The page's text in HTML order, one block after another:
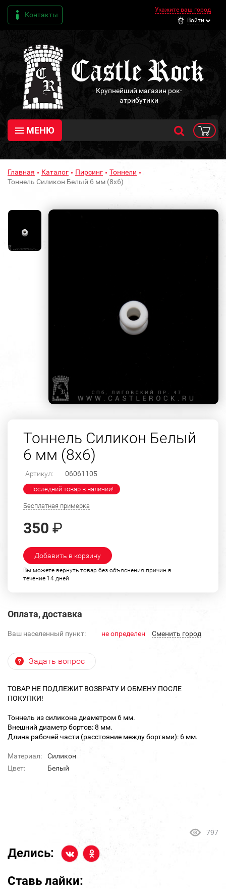
Контакты
Укажите ваш город
Войти
Крупнейший магазин рок-
атрибутики
МЕНЮ
Главная Каталог Пирсинг
Тоннели
Тоннель Силикон Белый 6 мм (8х6)
Тоннель Силикон Белый
6 мм (8х6)
Артикул: 06061105
Последний товар в наличии!
Бесплатная примерка
350 ₽
Добавить в корзину
Вы можете вернуть товар без объяснения причин в
течение 14 дней
Оплата, доставка
Ваш населенный пункт: не определен Cменить город
Задать вопрос
ТОВАР НЕ ПОДЛЕЖИТ ВОЗВРАТУ И ОБМЕНУ ПОСЛЕ
ПОКУПКИ!
Тоннель из силикона диаметром 6 мм.
Внешний диаметр бортов: 8 мм.
Длина рабочей части (расстояние между бортами): 6 мм.
Материал:
Силикон
Цвет:
Белый
797
Делись:
Ставь лайки: